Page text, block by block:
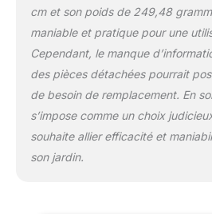
cm et son poids de 249,48
maniable et pratique pour une
Cependant, le manque
des pièces détachées pourrait
de besoin de remplacement. En
s’impose comme un choix
souhaite allier efficacité et
son jardin.